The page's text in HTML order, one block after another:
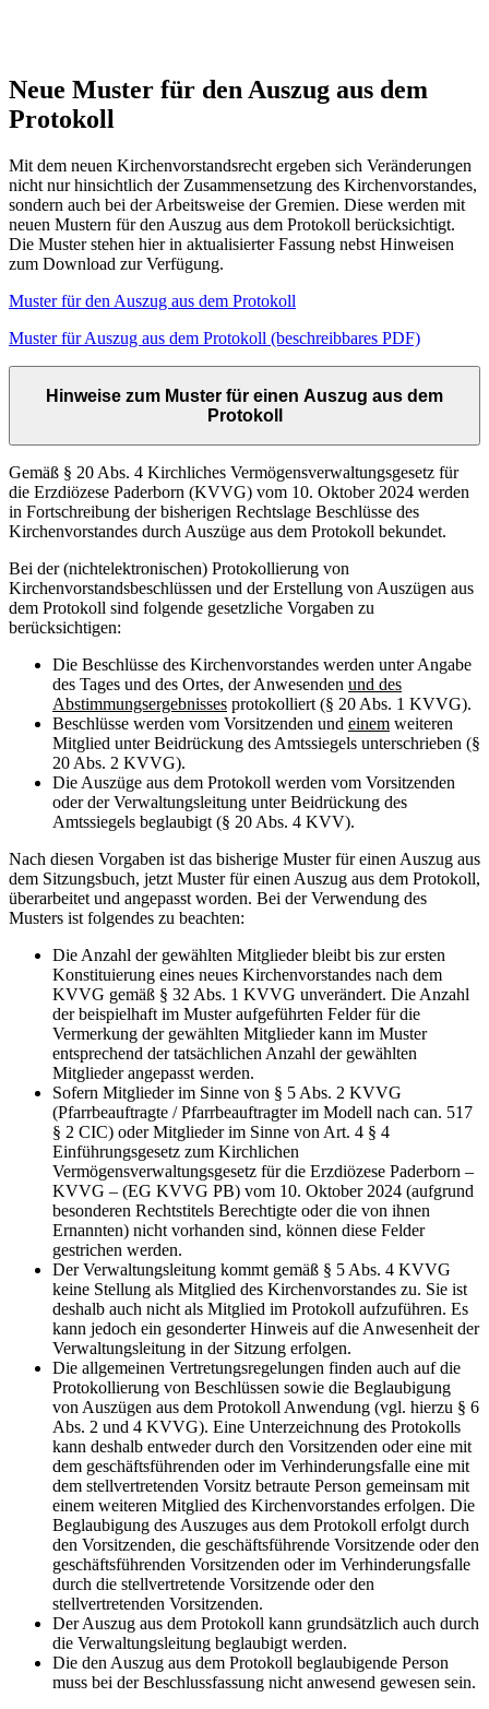
Neue Muster für den Auszug aus dem
Protokoll
Mit dem neuen Kirchenvorstandsrecht ergeben sich Veränderungen
nicht nur hinsichtlich der Zusammensetzung des Kirchenvorstandes,
sondern auch bei der Arbeitsweise der Gremien. Diese werden mit
neuen Mustern für den Auszug aus dem Protokoll berücksichtigt.
Die Muster stehen hier in aktualisierter Fassung nebst Hinweisen
zum Download zur Verfügung.
Muster für den Auszug aus dem Protokoll
Muster für Auszug aus dem Protokoll (beschreibbares PDF)
Hinweise zum Muster für einen Auszug aus dem
Protokoll
Gemäß § 20 Abs. 4 Kirchliches Vermögensverwaltungsgesetz für
die Erzdiözese Paderborn (KVVG) vom 10. Oktober 2024 werden
in Fortschreibung der bisherigen Rechtslage Beschlüsse des
Kirchenvorstandes durch Auszüge aus dem Protokoll bekundet.
Bei der (nichtelektronischen) Protokollierung von
Kirchenvorstandsbeschlüssen und der Erstellung von Auszügen aus
dem Protokoll sind folgende gesetzliche Vorgaben zu
berücksichtigen:
Die Beschlüsse des Kirchenvorstandes werden unter Angabe
des Tages und des Ortes, der Anwesenden und des
Abstimmungsergebnisses protokolliert (§ 20 Abs. 1 KVVG).
Beschlüsse werden vom Vorsitzenden und einem weiteren
Mitglied unter Beidrückung des Amtssiegels unterschrieben (§
20 Abs. 2 KVVG).
Die Auszüge aus dem Protokoll werden vom Vorsitzenden
oder der Verwaltungsleitung unter Beidrückung des
Amtssiegels beglaubigt (§ 20 Abs. 4 KVV).
Nach diesen Vorgaben ist das bisherige Muster für einen Auszug aus
dem Sitzungsbuch, jetzt Muster für einen Auszug aus dem Protokoll,
überarbeitet und angepasst worden. Bei der Verwendung des
Musters ist folgendes zu beachten:
Die Anzahl der gewählten Mitglieder bleibt bis zur ersten
Konstituierung eines neues Kirchenvorstandes nach dem
KVVG gemäß § 32 Abs. 1 KVVG unverändert. Die Anzahl
der beispielhaft im Muster aufgeführten Felder für die
Vermerkung der gewählten Mitglieder kann im Muster
entsprechend der tatsächlichen Anzahl der gewählten
Mitglieder angepasst werden.
Sofern Mitglieder im Sinne von § 5 Abs. 2 KVVG
(Pfarrbeauftragte / Pfarrbeauftragter im Modell nach can. 517
§ 2 CIC) oder Mitglieder im Sinne von Art. 4 § 4
Einführungsgesetz zum Kirchlichen
Vermögensverwaltungsgesetz für die Erzdiözese Paderborn –
KVVG – (EG KVVG PB) vom 10. Oktober 2024 (aufgrund
besonderen Rechtstitels Berechtigte oder die von ihnen
Ernannten) nicht vorhanden sind, können diese Felder
gestrichen werden.
Der Verwaltungsleitung kommt gemäß § 5 Abs. 4 KVVG
keine Stellung als Mitglied des Kirchenvorstandes zu. Sie ist
deshalb auch nicht als Mitglied im Protokoll aufzuführen. Es
kann jedoch ein gesonderter Hinweis auf die Anwesenheit der
Verwaltungsleitung in der Sitzung erfolgen.
Die allgemeinen Vertretungsregelungen finden auch auf die
Protokollierung von Beschlüssen sowie die Beglaubigung
von Auszügen aus dem Protokoll Anwendung (vgl. hierzu § 6
Abs. 2 und 4 KVVG). Eine Unterzeichnung des Protokolls
kann deshalb entweder durch den Vorsitzenden oder eine mit
dem geschäftsführenden oder im Verhinderungsfalle eine mit
dem stellvertretenden Vorsitz betraute Person gemeinsam mit
einem weiteren Mitglied des Kirchenvorstandes erfolgen. Die
Beglaubigung des Auszuges aus dem Protokoll erfolgt durch
den Vorsitzenden, die geschäftsführende Vorsitzende oder den
geschäftsführenden Vorsitzenden oder im Verhinderungsfalle
durch die stellvertretende Vorsitzende oder den
stellvertretenden Vorsitzenden.
Der Auszug aus dem Protokoll kann grundsätzlich auch durch
die Verwaltungsleitung beglaubigt werden.
Die den Auszug aus dem Protokoll beglaubigende Person
muss bei der Beschlussfassung nicht anwesend gewesen sein.